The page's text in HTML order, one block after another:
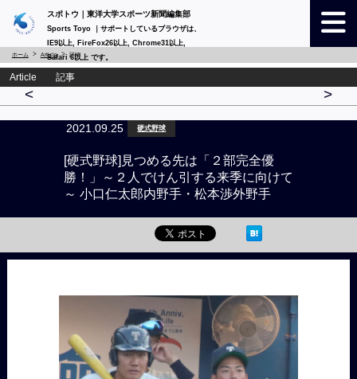
スポトウ｜東洋大学スポーツ新聞編集部
Sports Toyo ｜サポートしているブラウザは、
IE9以上, FireFox26以上, Chrome31以上,
Safari 6以上 です。
ホーム Article 詳細
Article 記事
< >
2021.09.25 硬式野球
[硬式野球]見つめる先は「２部完全優
勝！」～２人でけん引する来季に向けて
～ 小口仁太郎内野手・松本渉外野手